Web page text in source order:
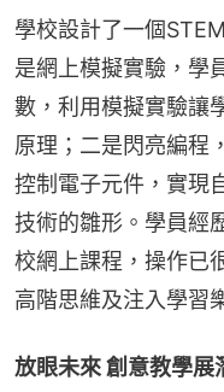
學校設計了一個
是網上模擬實驗，學
數，利用模擬實驗讓
原理；二是閃亮編程
控制電子元件，實現
技術的雛形。學員經
校網上課程，操作已
高階思維及注入學習
放眼未來 創意教學展